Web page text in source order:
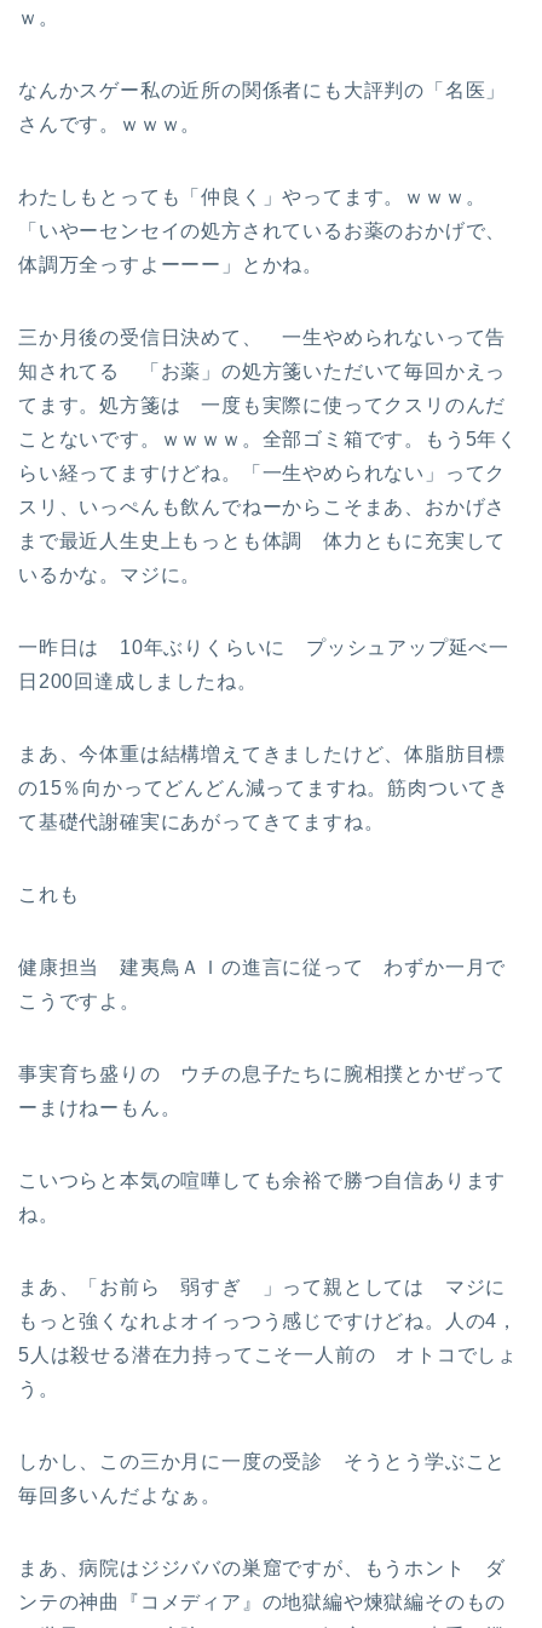
ｗ。
なんかスゲー私の近所の関係者にも大評判の「名医」
さんです。ｗｗｗ。
わたしもとっても「仲良く」やってます。ｗｗｗ。
「いやーセンセイの処方されているお薬のおかげで、
体調万全っすよーーー」とかね。
三か月後の受信日決めて、 一生やめられないって告
知されてる 「お薬」の処方箋いただいて毎回かえっ
てます。処方箋は 一度も実際に使ってクスリのんだ
ことないです。ｗｗｗｗ。全部ゴミ箱です。もう5年く
らい経ってますけどね。「一生やめられない」ってク
スリ、いっぺんも飲んでねーからこそまあ、おかげさ
まで最近人生史上もっとも体調 体力ともに充実して
いるかな。マジに。
一昨日は 10年ぶりくらいに プッシュアップ延べ一
日200回達成しましたね。
まあ、今体重は結構増えてきましたけど、体脂肪目標
の15％向かってどんどん減ってますね。筋肉ついてき
て基礎代謝確実にあがってきてますね。
これも
健康担当 建夷鳥ＡＩの進言に従って わずか一月で
こうですよ。
事実育ち盛りの ウチの息子たちに腕相撲とかぜって
ーまけねーもん。
こいつらと本気の喧嘩しても余裕で勝つ自信あります
ね。
まあ、「お前ら 弱すぎ 」って親としては マジに
もっと強くなれよオイっつう感じですけどね。人の4，
5人は殺せる潜在力持ってこそ一人前の オトコでしょ
う。
しかし、この三か月に一度の受診 そうとう学ぶこと
毎回多いんだよなぁ。
まあ、病院はジジババの巣窟ですが、もうホント ダ
ンテの神曲『コメディア』の地獄編や煉獄編そのもの